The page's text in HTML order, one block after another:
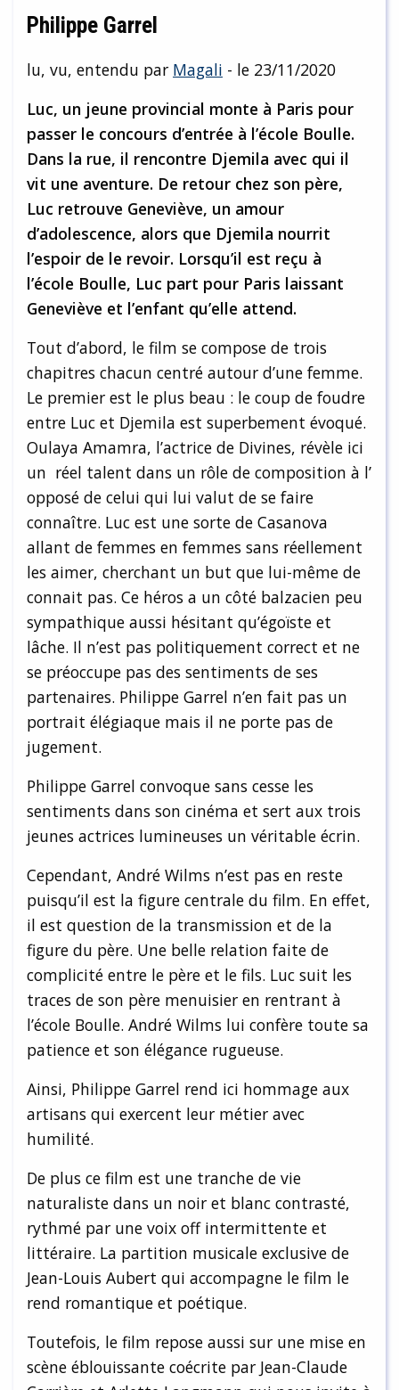
Philippe Garrel
lu, vu, entendu par Magali - le 23/11/2020
Luc, un jeune provincial monte à Paris pour
passer le concours d’entrée à l’école Boulle.
Dans la rue, il rencontre Djemila avec qui il
vit une aventure. De retour chez son père,
Luc retrouve Geneviève, un amour
d’adolescence, alors que Djemila nourrit
l’espoir de le revoir. Lorsqu’il est reçu à
l’école Boulle, Luc part pour Paris laissant
Geneviève et l’enfant qu’elle attend.
Tout d’abord, le film se compose de trois
chapitres chacun centré autour d’une femme.
Le premier est le plus beau : le coup de foudre
entre Luc et Djemila est superbement évoqué.
Oulaya Amamra, l’actrice de Divines, révèle ici
un réel talent dans un rôle de composition à l’
opposé de celui qui lui valut de se faire
connaître. Luc est une sorte de Casanova
allant de femmes en femmes sans réellement
les aimer, cherchant un but que lui-même de
connait pas. Ce héros a un côté balzacien peu
sympathique aussi hésitant qu’égoïste et
lâche. Il n’est pas politiquement correct et ne
se préoccupe pas des sentiments de ses
partenaires. Philippe Garrel n’en fait pas un
portrait élégiaque mais il ne porte pas de
jugement.
Philippe Garrel convoque sans cesse les
sentiments dans son cinéma et sert aux trois
jeunes actrices lumineuses un véritable écrin.
Cependant, André Wilms n’est pas en reste
puisqu’il est la figure centrale du film. En effet,
il est question de la transmission et de la
figure du père. Une belle relation faite de
complicité entre le père et le fils. Luc suit les
traces de son père menuisier en rentrant à
l’école Boulle. André Wilms lui confère toute sa
patience et son élégance rugueuse.
Ainsi, Philippe Garrel rend ici hommage aux
artisans qui exercent leur métier avec
humilité.
De plus ce film est une tranche de vie
naturaliste dans un noir et blanc contrasté,
rythmé par une voix off intermittente et
littéraire. La partition musicale exclusive de
Jean-Louis Aubert qui accompagne le film le
rend romantique et poétique.
Toutefois, le film repose aussi sur une mise en
scène éblouissante coécrite par Jean-Claude